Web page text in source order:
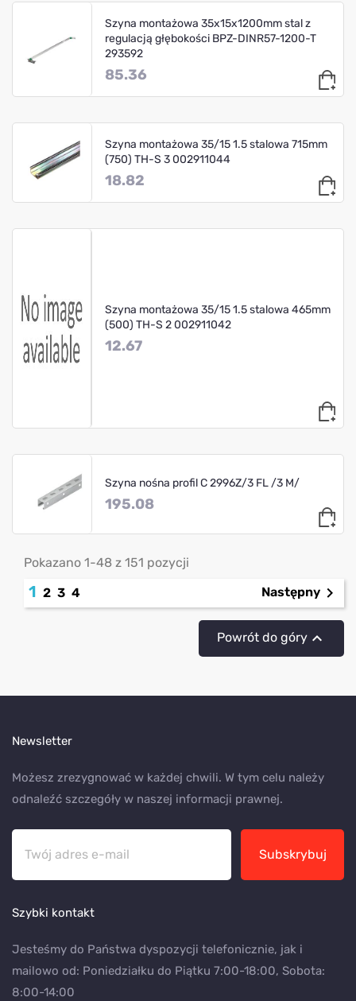
Szyna montażowa 35x15x1200mm stal z
regulacją głębokości BPZ-DINR57-1200-T
293592
85.36
Szyna montażowa 35/15 1.5 stalowa 715mm
(750) TH-S 3 002911044
18.82
Szyna montażowa 35/15 1.5 stalowa 465mm
(500) TH-S 2 002911042
12.67
Szyna nośna profil C 2996Z/3 FL /3 M/
195.08
Pokazano 1-48 z 151 pozycji
1 2 3 4 Następny 
Powrót do góry
Newsletter
Możesz zrezygnować w każdej chwili. W tym celu należy
odnaleźć szczegóły w naszej informacji prawnej.
Subskrybuj
Szybki kontakt
Jesteśmy do Państwa dyspozycji telefonicznie, jak i
mailowo od: Poniedziałku do Piątku 7:00-18:00, Sobota:
8:00-14:00